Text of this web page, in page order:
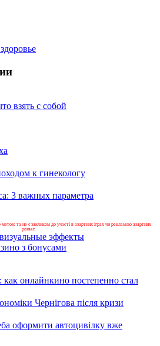
взять с собой
к гинекологу
3 важных параметра
та не є закликом до участі в азартних іграх чи рекламою азартних
розваг.
з бонусами
онлайнкино постепенно стал
Чернігова після кризи
оформити автоцивілку вже